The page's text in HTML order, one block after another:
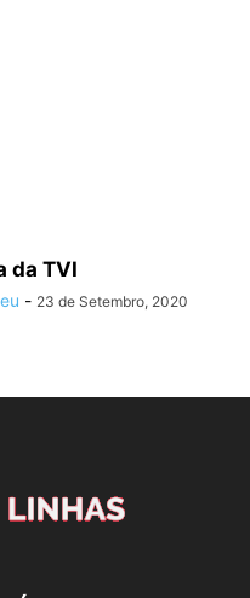
da TVI
- 23 de Setembro, 2020